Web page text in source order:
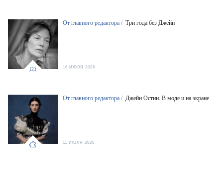
От главного редактора / Три года без Джейн
16 ИЮЛЯ 2026
От главного редактора / Джейн Остин. В моде и на экране
11 ИЮЛЯ 2026